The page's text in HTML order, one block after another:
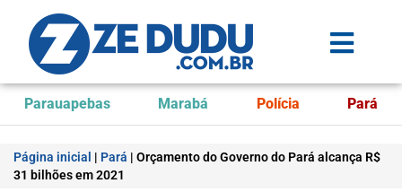
Parauapebas Marabá Polícia Pará
Página inicial | Pará | Orçamento do Governo do Pará alcança R$
31 bilhões em 2021